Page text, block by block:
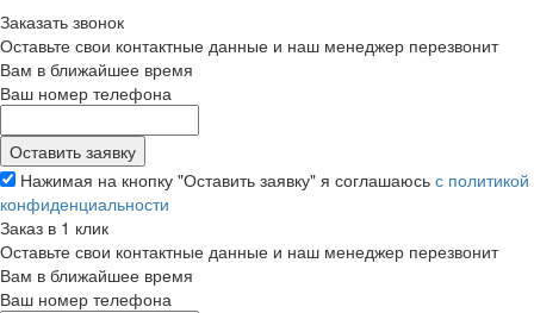
Заказать звонок
Оставьте свои контактные данные и наш менеджер перезвонит
Вам в ближайшее время
Ваш номер телефона
Нажимая на кнопку "Оставить заявку" я соглашаюсь с политикой
конфиденциальности
Заказ в 1 клик
Оставьте свои контактные данные и наш менеджер перезвонит
Вам в ближайшее время
Ваш номер телефона